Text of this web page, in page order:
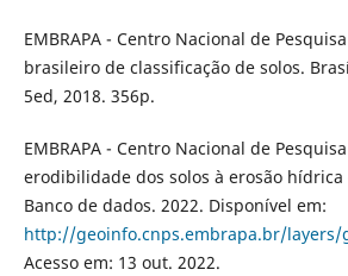
EMBRAPA - Centro Nacional de
brasileiro de classificação de solos.
5ed, 2018. 356p.
EMBRAPA - Centro Nacional de
erodibilidade dos solos à erosão hídrica
Banco de dados. 2022. Disponível em:
http://geoinfo.cnps.embrapa.br/layers/
Acesso em: 13 out. 2022.